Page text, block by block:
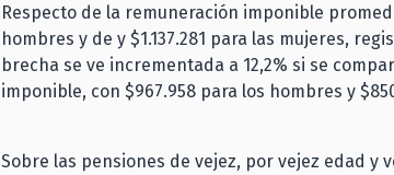
Respecto de la remuneración imponible
hombres y de y $1.137.281 para las mujeres,
brecha se ve incrementada a 12,2% si se
imponible, con $967.958 para los hombres y
Sobre las pensiones de vejez, por vejez edad y